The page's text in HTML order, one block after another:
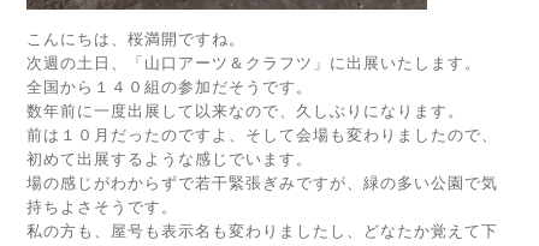
こんにちは、桜満開ですね。
次週の土日、「山口アーツ＆クラフツ」に出展いたします。
全国から１４０組の参加だそうです。
数年前に一度出展して以来なので、久しぶりになります。
前は１０月だったのですよ、そして会場も変わりましたので、
初めて出展するような感じでいます。
場の感じがわからずで若干緊張ぎみですが、緑の多い公園で気
持ちよさそうです。
私の方も、屋号も表示名も変わりましたし、どなたか覚えて下